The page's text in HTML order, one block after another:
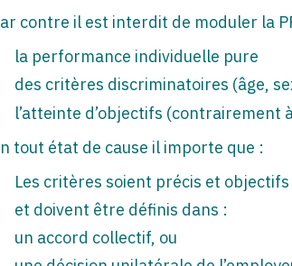
contre il est interdit de moduler la
la performance individuelle pure
des critères discriminatoires (âge,
l’atteinte d’objectifs (contrairement
tout état de cause il importe que :
Les critères soient précis et objectifs
et doivent être définis dans :
un accord collectif, ou